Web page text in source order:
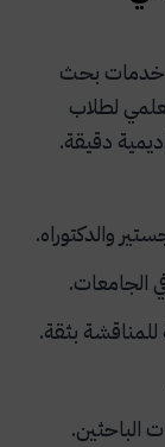
خدمات بحث
لطلاب
دقيقة.
والدكتوراه.
الجامعات.
بثقة.
الباحثين.